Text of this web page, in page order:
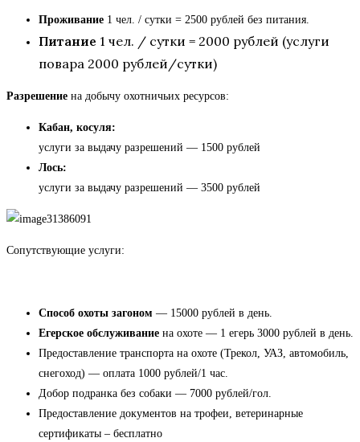
Проживание 1 чел. / сутки = 2500 рублей без питания.
Питание 1 чел. / сутки = 2000 рублей (услуги
повара 2000 рублей/сутки)
Разрешение на добычу охотничьих ресурсов:
Кабан, косуля:
услуги за выдачу разрешений — 1500 рублей
Лось:
услуги за выдачу разрешений — 3500 рублей
Сопутствующие услуги:
Способ охоты загоном — 15000 рублей в день.
Егерское обслуживание на охоте — 1 егерь 3000 рублей в день.
Предоставление транспорта на охоте (Трекол, УАЗ, автомобиль,
снегоход) — оплата 1000 рублей/1 час.
Добор подранка без собаки — 7000 рублей/гол.
Предоставление документов на трофеи, ветеринарные
сертификаты – бесплатно